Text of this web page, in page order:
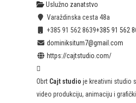
Uslužno zanatstvo
Varaždinska cesta 48a
+385 91 562 8639+385 91 562
dominiksitum7@gmail.com
https://cajtstudio.com/
Obrt Cajt studio je kreativni studio
video produkciju, animaciju i